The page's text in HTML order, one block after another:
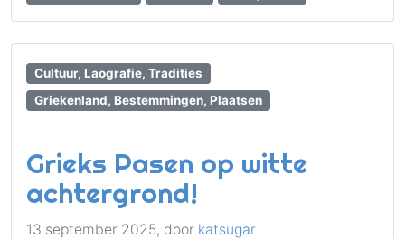
Cultuur, Laografie, Tradities
Griekenland, Bestemmingen, Plaatsen
Grieks Pasen op witte
achtergrond!
13 september 2025, door katsugar